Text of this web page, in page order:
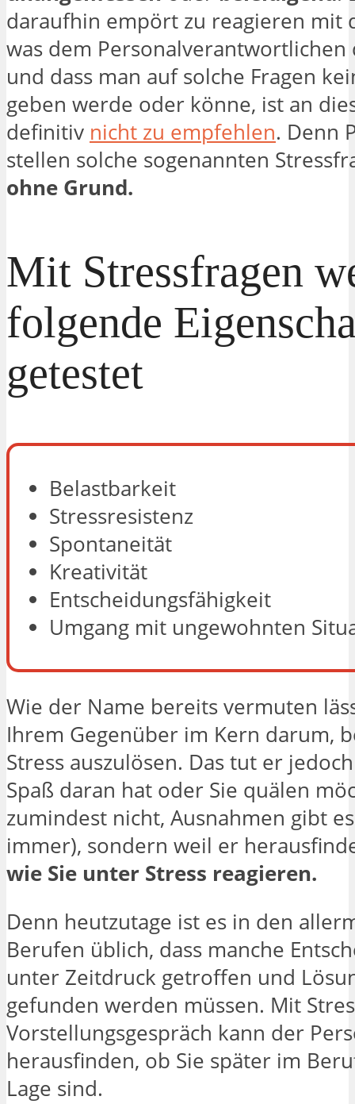
daraufhin empört zu reagieren mit
was dem
und dass man auf solche Fragen
geben werde oder könne, ist an
definitiv nicht zu empfehlen. Denn
stellen solche sogenannten
ohne Grund.
Mit Stressfragen
folgende
getestet
Belastbarkeit
Stressresistenz
Spontaneität
Kreativität
Entscheidungsfähigkeit
Umgang mit ungewohnten
Wie der Name bereits vermuten
Ihrem Gegenüber im Kern darum,
Stress auszulösen. Das tut er
Spaß daran hat oder Sie quälen
zumindest nicht, Ausnahmen gibt
immer), sondern weil er
wie Sie unter Stress reagieren.
Denn heutzutage ist es in den
Berufen üblich, dass manche
unter Zeitdruck getroffen und
gefunden werden müssen. Mit
Vorstellungsgespräch kann der
herausfinden, ob Sie später im
Lage sind.